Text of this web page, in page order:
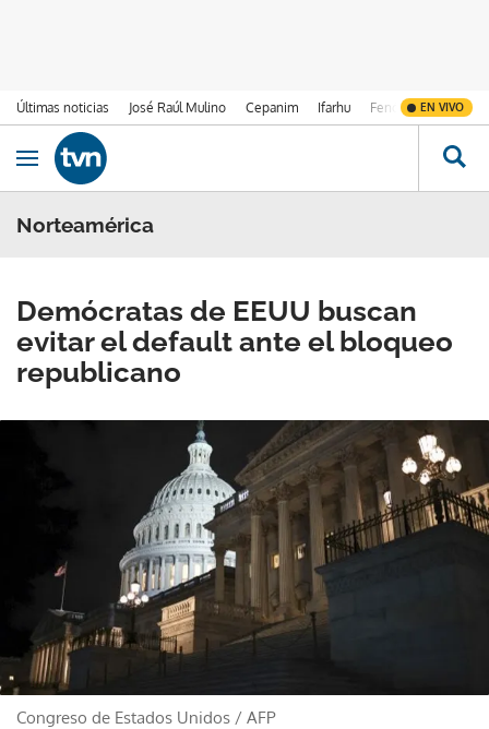
Últimas noticias José Raúl Mulino Cepanim Ifarhu Fenómeno de El
EN VIVO
Ir al contenido
Obrir navegació
Norteamérica
Demócratas de EEUU buscan
evitar el default ante el bloqueo
republicano
Congreso de Estados Unidos / AFP